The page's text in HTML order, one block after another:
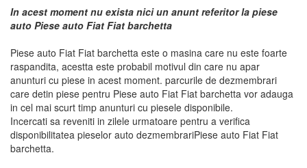
In acest moment nu exista nici un anunt referitor la piese
auto Piese auto Fiat Fiat barchetta
Piese auto Fiat Fiat barchetta este o masina care nu este foarte
raspandita, acestta este probabil motivul din care nu apar
anunturi cu piese in acest moment. parcurile de dezmembrari
care detin piese pentru Piese auto Fiat Fiat barchetta vor adauga
in cel mai scurt timp anunturi cu piesele disponibile.
Incercati sa reveniti in zilele urmatoare pentru a verifica
disponibilitatea pieselor auto dezmembrariPiese auto Fiat Fiat
barchetta.